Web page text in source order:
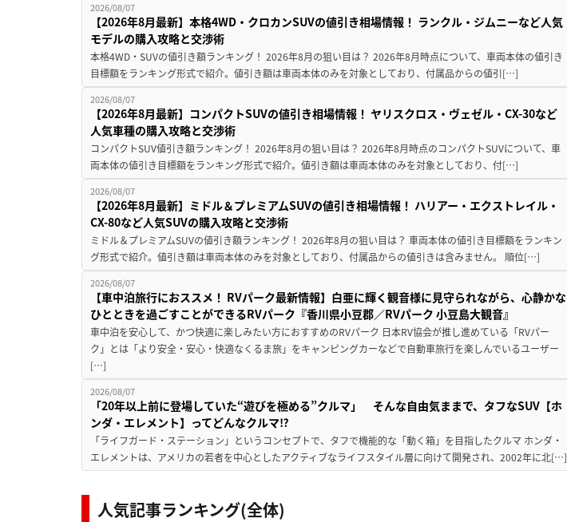
2026/08/07
【2026年8月最新】本格4WD・クロカンSUVの値引き相場情報！ ランクル・ジムニーなど人気
モデルの購入攻略と交渉術
本格4WD・SUVの値引き額ランキング！ 2026年8月の狙い目は？ 2026年8月時点について、車両本体の値引き
目標額をランキング形式で紹介。値引き額は車両本体のみを対象としており、付属品からの値引[…]
2026/08/07
【2026年8月最新】コンパクトSUVの値引き相場情報！ ヤリスクロス・ヴェゼル・CX-30など
人気車種の購入攻略と交渉術
コンパクトSUV値引き額ランキング！ 2026年8月の狙い目は？ 2026年8月時点のコンパクトSUVについて、車
両本体の値引き目標額をランキング形式で紹介。値引き額は車両本体のみを対象としており、付[…]
2026/08/07
【2026年8月最新】ミドル＆プレミアムSUVの値引き相場情報！ ハリアー・エクストレイル・
CX-80など人気SUVの購入攻略と交渉術
ミドル＆プレミアムSUVの値引き額ランキング！ 2026年8月の狙い目は？ 車両本体の値引き目標額をランキン
グ形式で紹介。値引き額は車両本体のみを対象としており、付属品からの値引きは含みません。 順位[…]
2026/08/07
【車中泊旅行におススメ！ RVパーク最新情報】白亜に輝く観音様に見守られながら、心静かな
ひとときを過ごすことができるRVパーク『香川県小豆郡／RVパーク 小豆島大観音』
車中泊を安心して、かつ快適に楽しみたい方におすすめのRVパーク 日本RV協会が推し進めている「RVパー
ク」とは「より安全・安心・快適なくるま旅」をキャンピングカーなどで自動車旅行を楽しんでいるユーザー
[…]
2026/08/07
「20年以上前に登場していた“遊びを極める”クルマ」 そんな自由気ままで、タフなSUV【ホ
ンダ・エレメント】ってどんなクルマ⁉︎
「ライフガード・ステーション」というコンセプトで、タフで機能的な「動く箱」を目指したクルマ ホンダ・
エレメントは、アメリカの若者を中心としたアクティブなライフスタイル層に向けて開発され、2002年に北[…]
人気記事ランキング(全体)